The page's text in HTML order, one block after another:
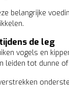
belangrijke
de leg
vogels en
leiden tot dunne